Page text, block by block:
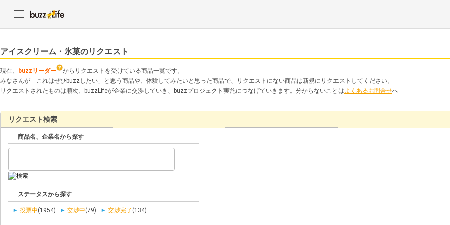
アイスクリーム・氷菓のリクエスト
現在、 buzzリーダー
からリクエストを受けている商品一覧です。
みなさんが「これはぜひbuzzしたい」と思う商品や、体験してみたいと思った商品で、リクエストにない商品は新規にリクエストしてください。
リクエストされたものは順次、buzzLifeが企業に交渉していき、buzzプロジェクト実施につなげていきます。分からないことはよくあるお問合せへ
リクエスト検索
商品名、企業名から探す
ステータスから探す
投票中(1954) 交渉中(79) 交渉完了 (134)